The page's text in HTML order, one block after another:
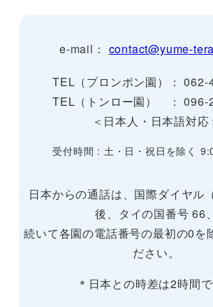
e-mail： contact@yume-
TEL（プロンポン園）：
TEL（トンロー園） ： 096-
＜日本人・日本語対応
受付時間 : 土・日・祝日を除く
日本からの通話は、国際ダイヤル
後、タイの国番号 66、
続いて各園の電話番号の最初の0を
ださい。
＊日本との時差は2時間で